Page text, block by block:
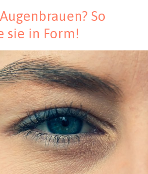
So
sie in Form!